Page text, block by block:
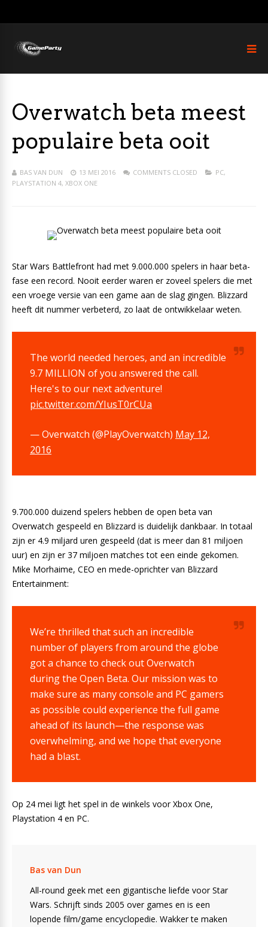
Overwatch beta meest
populaire beta ooit
BAS VAN DUN 13 MEI 2016 COMMENTS CLOSED PC,
PLAYSTATION 4, XBOX ONE
Star Wars Battlefront had met 9.000.000 spelers in haar beta-
fase een record. Nooit eerder waren er zoveel spelers die met
een vroege versie van een game aan de slag gingen. Blizzard
heeft dit nummer verbeterd, zo laat de ontwikkelaar weten.
The world needed heroes, and an incredible
9.7 MILLION of you answered the call.
Here's to our next adventure!
pic.twitter.com/YIusT0rCUa
— Overwatch (@PlayOverwatch) May 12,
2016
9.700.000 duizend spelers hebben de open beta van
Overwatch gespeeld en Blizzard is duidelijk dankbaar. In totaal
zijn er 4.9 miljard uren gespeeld (dat is meer dan 81 miljoen
uur) en zijn er 37 miljoen matches tot een einde gekomen.
Mike Morhaime, CEO en mede-oprichter van Blizzard
Entertainment:
We’re thrilled that such an incredible
number of players from around the globe
got a chance to check out Overwatch
during the Open Beta. Our mission was to
make sure as many console and PC gamers
as possible could experience the full game
ahead of its launch—the response was
overwhelming, and we hope that everyone
had a blast.
Op 24 mei ligt het spel in de winkels voor Xbox One,
Playstation 4 en PC.
Bas van Dun
All-round geek met een gigantische liefde voor Star
Wars. Schrijft sinds 2005 over games en is een
lopende film/game encyclopedie. Wakker te maken